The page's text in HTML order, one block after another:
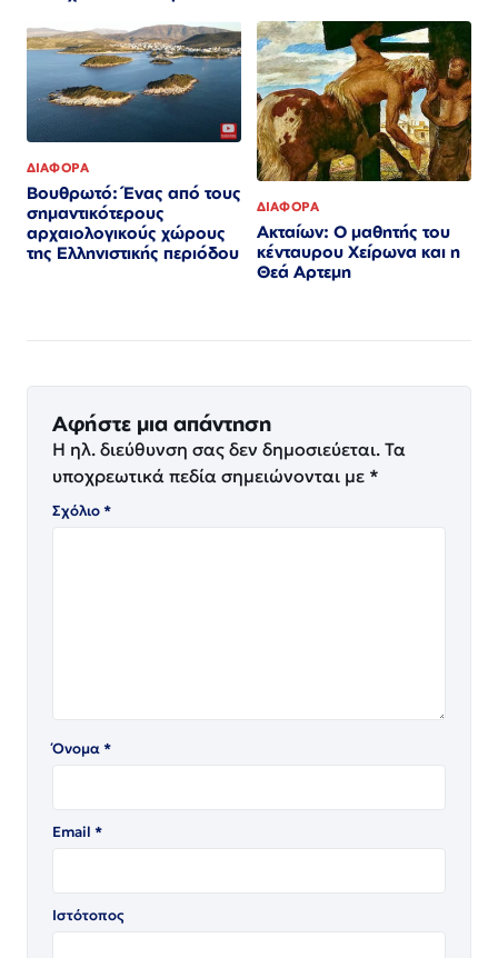
ΔΙΑΦΟΡΑ
Βουθρωτό: Ένας από τους
σημαντικότερους
αρχαιολογικούς χώρους
της Ελληνιστικής περιόδου
ΔΙΑΦΟΡΑ
Ακταίων: Ο μαθητής του
κένταυρου Χείρωνα και η
Θεά Αρτεμη
Αφήστε μια απάντηση
Η ηλ. διεύθυνση σας δεν δημοσιεύεται. Τα
υποχρεωτικά πεδία σημειώνονται με *
Σχόλιο*
Όνομα*
Email *
Ιστότοπος